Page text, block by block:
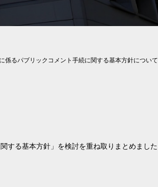
るパブリックコメント手続に関する基本方針について
する基本方針」を検討を重ね取りまとめました